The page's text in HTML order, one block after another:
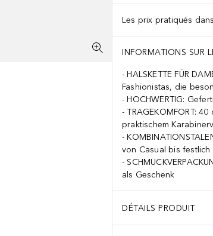
Les prix pratiqués
INFORMATIONS SUR
HALSKETTE FÜR
Fashionistas, die
HOCHWERTIG:
TRAGEKOMFORT:
praktischem
von Casual bis festlich
als Geschenk
DÉTAILS PRODUIT